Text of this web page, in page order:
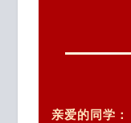
亲爱的同学：